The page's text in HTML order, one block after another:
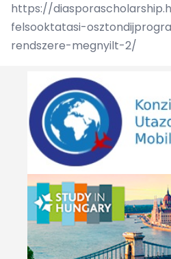
https://
felsooktatasi-
rendszere-megnyilt-2/